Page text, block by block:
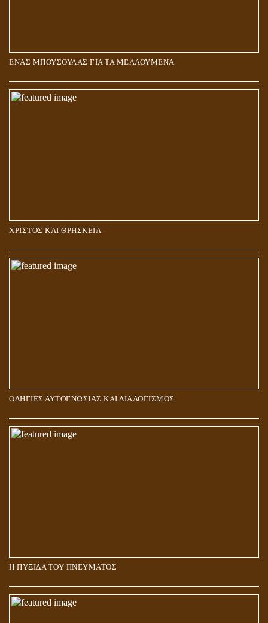
ΕΝΑΣ ΜΠΟΥΣΟΥΛΑΣ ΓΙΑ ΤΑ ΜΕΛΛΟΥΜΕΝΑ
ΧΡΙΣΤΟΣ ΚΑΙ ΘΡΗΣΚΕΙΑ
ΟΔΗΓΙΕΣ ΑΥΤΟΓΝΩΣΙΑΣ ΚΑΙ ΔΙΑΛΟΓΙΣΜΟΣ
Η ΠΥΞΙΔΑ ΤΟΥ ΠΝΕΥΜΑΤΟΣ
Η ΕΠΑΦΗ ΜΕ ΤΟ ΠΝΕΥΜΑ
ΠΟΙΟΙ ΕΠΙΛΕΓΟΥΝ ΤΟΝ ΔΡΟΜΟ ΤΗΣ ΑΛΗΘΕΙΑΣ;
5Η ΔΙΑΣΤΑΣΗ ΚΑΙ ΠΝΕΥΜΑΤΙΚΗ ΑΡΠΑΓΗ: ΔΥΟ ΔΙΑΦΟΡΕΤΙΚΕΣ